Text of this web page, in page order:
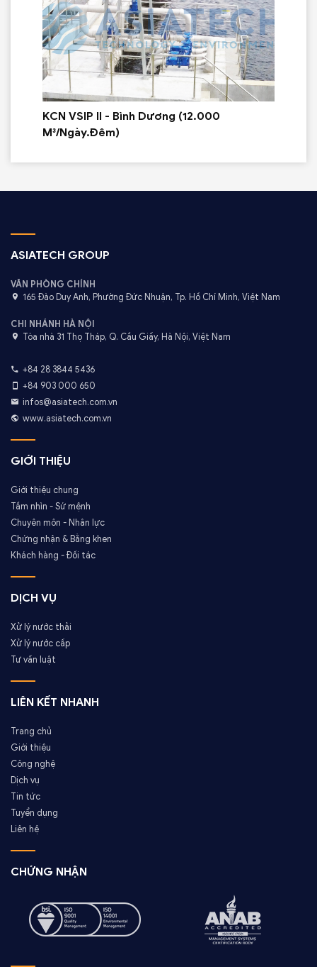
KCN VSIP II - Bình Dương (12.000
M³/Ngày.Đêm)
ASIATECH GROUP
VĂN PHÒNG CHÍNH
165 Đào Duy Anh, Phường Đức Nhuận, Tp. Hồ Chí Minh, Việt Nam
CHI NHÁNH HÀ NỘI
Tòa nhà 31 Thọ Tháp, Q. Cầu Giấy, Hà Nội, Việt Nam
+84 28 3844 5436
+84 903 000 650
infos@asiatech.com.vn
www.asiatech.com.vn
GIỚI THIỆU
Giới thiệu chung
Tầm nhìn - Sứ mệnh
Chuyên môn - Nhân lực
Chứng nhận & Bằng khen
Khách hàng - Đối tác
DỊCH VỤ
Xử lý nước thải
Xử lý nước cấp
Tư vấn luật
LIÊN KẾT NHANH
Trang chủ
Giới thiệu
Công nghệ
Dịch vụ
Tin tức
Tuyển dụng
Liên hệ
CHỨNG NHẬN